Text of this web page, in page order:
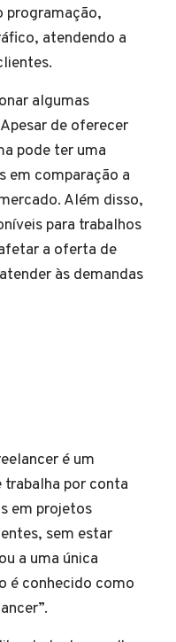
programação,
atendendo a
algumas
de oferecer
pode ter uma
em comparação a
Além disso,
para trabalhos
a oferta de
às demandas
é um
trabalha por conta
em projetos
sem estar
a uma única
é conhecido como